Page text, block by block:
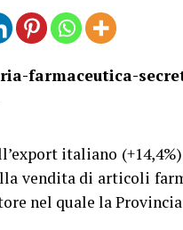
italiano
vendita di articoli
nel quale la